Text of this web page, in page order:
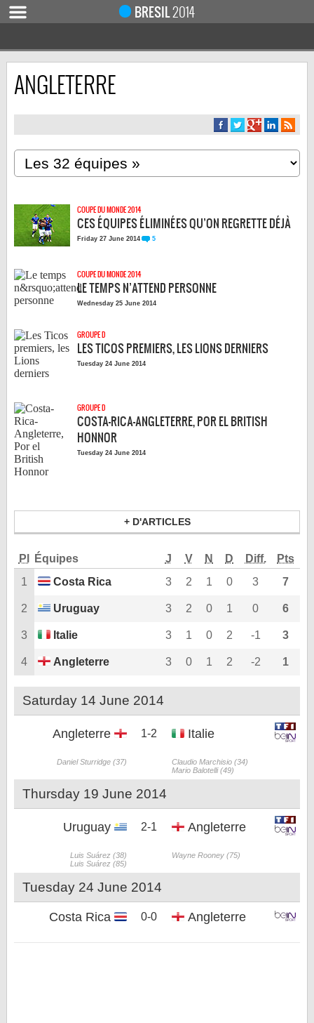
BRESIL2014
ACCUEIL
CALENDRIER / RÉSULTATS
DEMI-FINALES
CLASSEMENTS
HOMME DU MATCH
LES 32 ÉQUIPES
LES STADES
QUALIFICATIONS
COUPE DES CONFÉDÉRATIONS
ANGLETERRE
COUPE DU MONDE 2014
CES ÉQUIPES ÉLIMINÉES QU’ON REGRETTE DÉJÀ
Friday 27 June 2014 5
COUPE DU MONDE 2014
LE TEMPS N’ATTEND PERSONNE
Wednesday 25 June 2014
GROUPE D
LES TICOS PREMIERS, LES LIONS DERNIERS
Tuesday 24 June 2014
GROUPE D
COSTA-RICA-ANGLETERRE, POR EL BRITISH
HONNOR
Tuesday 24 June 2014
+ D'ARTICLES
Pl Équipes J V N D Diff.
Pts
1
Costa Rica 3 2 1 0 3 7
2 Uruguay 3 2 0 1 0 6
3 Italie 3 1 0 2 -1 3
4 Angleterre 3 0 1 2 -2 1
Saturday 14 June 2014
Angleterre 1-2 Italie
Daniel Sturridge (37)
Claudio Marchisio (34)
Mario Balotelli (49)
Thursday 19 June 2014
Uruguay 2-1 Angleterre
Luis Suárez (38)
Luis Suárez (85)
Wayne Rooney (75)
Tuesday 24 June 2014
Costa Rica 0-0 Angleterre